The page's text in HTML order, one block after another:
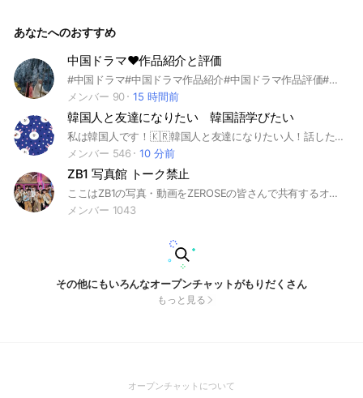
あなたへのおすすめ
中国ドラマ❤️作品紹介と評価
#中国ドラマ#中国ドラマ作品紹介#中国ドラマ作品評価#中国ドラマ視聴感想など個々メンバーの記録を参考に次に見る作品を探してみませんか👍
メンバー 90
15 時間前
韓国人と友達になりたい 韓国語学びたい
私は韓国人です！🇰🇷韓国人と友達になりたい人！話したい人！韓国語学びたい人！ ぜひ！ #韓国 #韓国人 ＃友達 #韓国語 #交流 #韓国日本 #雑談 #話 #恋愛
メンバー 546
10 分前
ZB1 写真館 トーク禁止
ここはZB1の写真・動画をZEROSEの皆さんで共有するオープンチャットです！ ☝🏻このオープンチャットは‘トーク禁止’です！ ☝🏻入ったら、アナウンス・大事なノートの確認を‘必ず’してください！ ☝🏻アイコンはZB1関係でお願いします！ ZB1の写真・動画が欲しいという方はぜひ入ってください!! #ZEROBASEONE #ゼロベースワン #ZB1 #ゼベワン #ZEROSE #ゼロズ #ゼロ二 #ソンハンビン #キムジウン #ジャンハオ #ソクマシュー #キムテレ #リッキー #キムギュビン #パクゴヌク #ハンユジン #BOYSPLANET #ボーイズプラネット #ボイプラ #写真 #動画
メンバー 1043
その他にもいろんなオープンチャットがもりだくさん
もっと見る
オープンチャットについて